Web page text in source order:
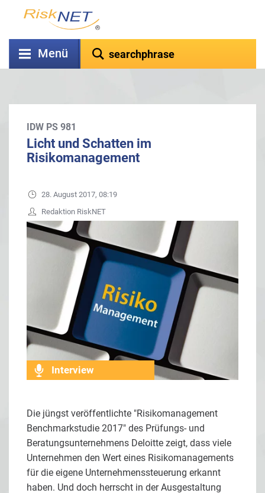
Menü
IDW PS 981
Licht und Schatten im
Risikomanagement
28. August 2017, 08:19
Redaktion RiskNET
Interview
Die jüngst veröffentlichte "Risikomanagement
Benchmarkstudie 2017" des Prüfungs- und
Beratungsunternehmens Deloitte zeigt, dass viele
Unternehmen den Wert eines Risikomanagements
für die eigene Unternehmenssteuerung erkannt
haben. Und doch herrscht in der Ausgestaltung